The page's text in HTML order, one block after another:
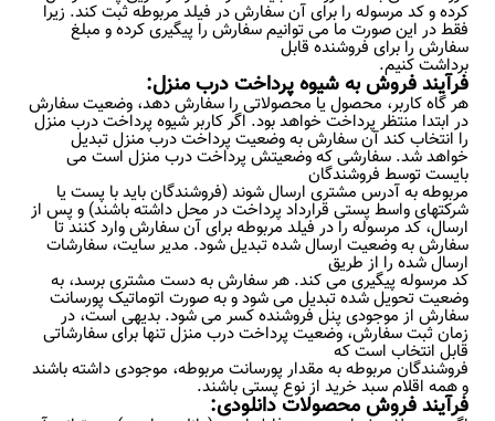
کرده و کد مرسوله را برای آن سفارش در فیلد مربوطه ثبت کند. زیرا
فقط در این صورت ما می توانیم سفارش را پیگیری کرده و مبلغ
سفارش را برای فروشنده قابل
برداشت کنیم.
فرآیند فروش به شیوه پرداخت درب منزل:
هر گاه کاربر، محصول یا محصولاتی را سفارش دهد، وضعیت سفارش
در ابتدا منتظر پرداخت خواهد بود. اگر کاربر شیوه پرداخت درب منزل
را انتخاب کند آن سفارش به وضعیت پرداخت درب منزل تبدیل
خواهد شد. سفارشی که وضعیتش پرداخت درب منزل است می
بایست توسط فروشندگان
مربوطه به آدرس مشتری ارسال شوند (فروشندگان باید با پست یا
شرکتهای واسط پستی قرارداد پرداخت در محل داشته باشند) و پس از
ارسال، کد مرسوله را در فیلد مربوطه برای آن سفارش وارد کنند تا
سفارش به وضعیت ارسال شده تبدیل شود. مدیر سایت، سفارشات
ارسال شده را از طریق
کد مرسوله پیگیری می کند. هر سفارش به دست مشتری برسد، به
وضعیت تحویل شده تبدیل می شود و به صورت اتوماتیک پورسانت
سفارش از موجودی پنل فروشنده کسر می شود. بدیهی است، در
زمان ثبت سفارش، وضعیت پرداخت درب منزل تنها برای سفارشاتی
قابل انتخاب است که
فروشندگان مربوطه به مقدار پورسانت مربوطه، موجودی داشته باشند
و همه اقلام سبد خرید از نوع پستی باشند.
فرآیند فروش محصولات دانلودی: